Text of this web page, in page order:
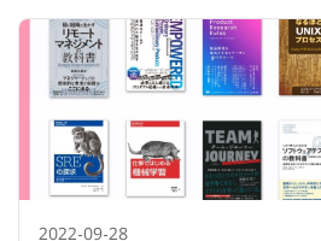
2022-09-28